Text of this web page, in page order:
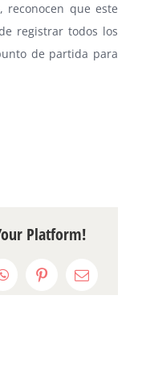
reconocen que este
registrar todos los
de partida para
Platform!
WhatsAppPinterestEmail